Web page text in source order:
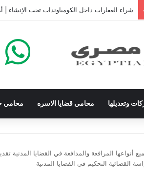
شراء العقارات داخل الكومباوندات تحت الإنشاء
وتعديلها محامي قضايا الاسره محامي
أنواعها المرافعة والمدافعة في القضايا المدنية
القضائية التحكيم في القضايا المدنية